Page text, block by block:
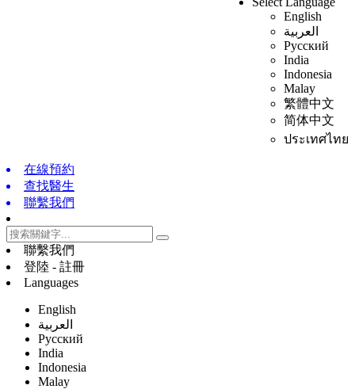
English
العربية
Русский
India
Indonesia
Malay
繁體中文
简体中文
ประเทศไทย
在線預約
查找醫生
聯繫我們
聯繫我們
登陸 - 註冊
Languages
English
العربية
Русский
India
Indonesia
Malay